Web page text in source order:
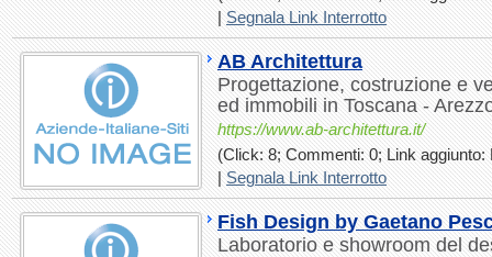
|Segnala Link Interrotto
AB Architettura
Progettazione, costruzione e
ed immobili in Toscana -
https://www.ab-architettura.it/
(Click: 8; Commenti: 0; Link aggiunto:
|Segnala Link Interrotto
Fish Design by Gaetano
Laboratorio e showroom del